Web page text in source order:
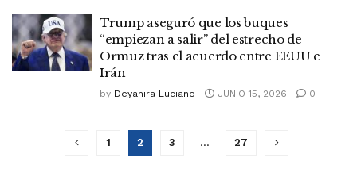
Trump aseguró que los buques
“empiezan a salir” del estrecho de
Ormuz tras el acuerdo entre EEUU e
Irán
by Deyanira Luciano JUNIO 15, 2026 0
1 2 3 … 27